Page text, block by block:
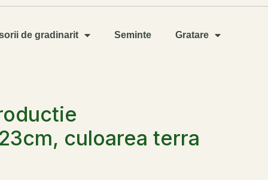
de gradinarit Seminte Gratare
culoarea terra